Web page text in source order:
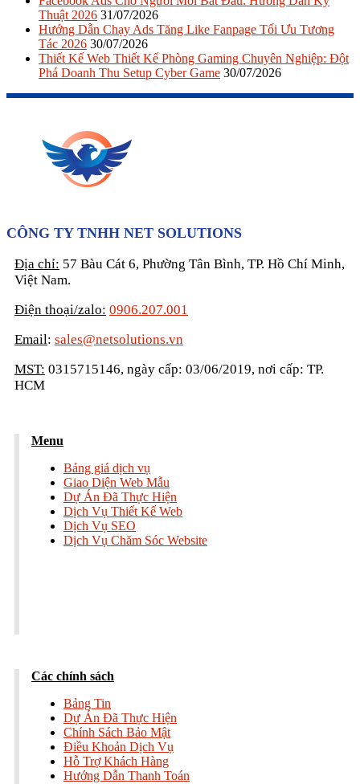
Thuật 2026 31/07/2026
Hướng Dẫn Chạy Ads Tăng Like Fanpage Tối Ưu Tương
Tác 2026 30/07/2026
Thiết Kế Web Thiết Kế Phòng Gaming Chuyên Nghiệp: Đột
Phá Doanh Thu Setup Cyber Game 30/07/2026
CÔNG TY TNHH NET SOLUTIONS
Địa chỉ: 57 Bàu Cát 6, Phường Tân Bình, TP. Hồ Chí Minh,
Việt Nam.
Điện thoại/zalo: 0906.207.001
Email: sales@netsolutions.vn
MST: 0315715146, ngày cấp: 03/06/2019, nơi cấp: TP.
HCM
Menu
Bảng giá dịch vụ
Giao Diện Web Mẫu
Dự Án Đã Thực Hiện
Dịch Vụ Thiết Kế Web
Dịch Vụ SEO
Dịch Vụ Chăm Sóc Website
Các chính sách
Bảng Tin
Dự Án Đã Thực Hiện
Chính Sách Bảo Mật
Điều Khoản Dịch Vụ
Hỗ Trợ Khách Hàng
Hướng Dẫn Thanh Toán